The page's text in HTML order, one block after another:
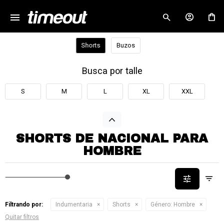
menu
Shorts Buzos
Busca por talle
S M L XL XXL
SHORTS DE NACIONAL PARA
HOMBRE
Filtrando por: Indumentaria Shorts Género: Hombre
Quitar filtros